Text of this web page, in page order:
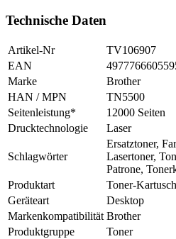
Technische Daten
Artikel-Nr
TV106907
EAN
Marke
Brother
HAN / MPN
TN5500
Seitenleistung*
12000 Seiten
Drucktechnologie
Laser
Schlagwörter
Ersatztoner,
Lasertoner,
Patrone,
Produktart
Toner-
Geräteart
Desktop
Markenkompatibilität Brother
Produktgruppe
Toner